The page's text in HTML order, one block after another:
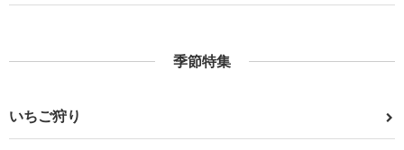
季節特集
いちご狩り